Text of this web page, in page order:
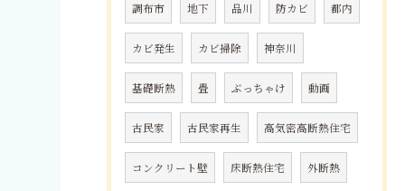
調布市 地下 品川 防カビ 都内
カビ発生 カビ掃除 神奈川
基礎断熱 畳 ぶっちゃけ 動画
古民家 古民家再生 高気密高断熱住宅
コンクリート壁 床断熱住宅 外断熱